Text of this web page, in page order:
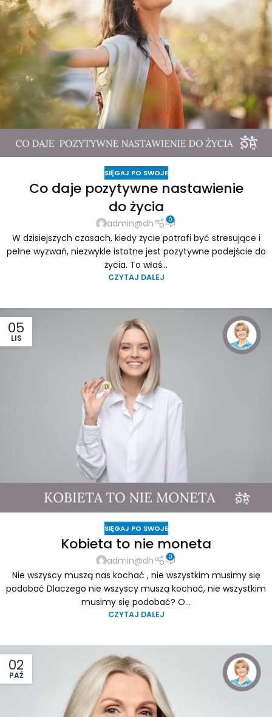
SIĘGAJ PO SWOJE
Co daje pozytywne nastawienie
do życia
admin@dh 0
W dzisiejszych czasach, kiedy życie potrafi być stresujące i
pełne wyzwań, niezwykle istotne jest pozytywne podejście do
życia. To właś...
CZYTAJ DALEJ
05
LIS
SIĘGAJ PO SWOJE
Kobieta to nie moneta
admin@dh 0
Nie wszyscy muszą nas kochać , nie wszystkim musimy się
podobać Dlaczego nie wszyscy muszą kochać, nie wszystkim
musimy się podobać? O...
CZYTAJ DALEJ
02
PAŹ